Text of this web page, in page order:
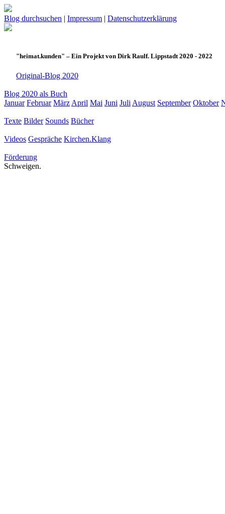
Blog durchsuchen | Impressum | Datenschutzerklärung
"heimat.kunden" – Ein Projekt von Dirk Raulf. Lippstadt 2020 - 2022
Original-Blog 2020
Blog 2020 als Buch
Januar Februar März April Mai Juni Juli August September Oktober
Texte Bilder Sounds Bücher
Videos Gespräche Kirchen.Klang
Förderung
Schweigen.